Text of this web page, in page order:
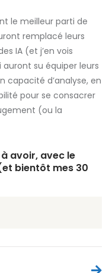
le meilleur parti de
remplacé leurs
IA (et j’en vois
su équiper leurs
capacité d’analyse, en
pour se consacrer
(ou la
à avoir, avec le
bientôt mes 30